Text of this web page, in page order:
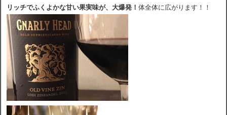
リッチでふくよかな甘い果実味が、大爆発！ 体全体に広がります！！